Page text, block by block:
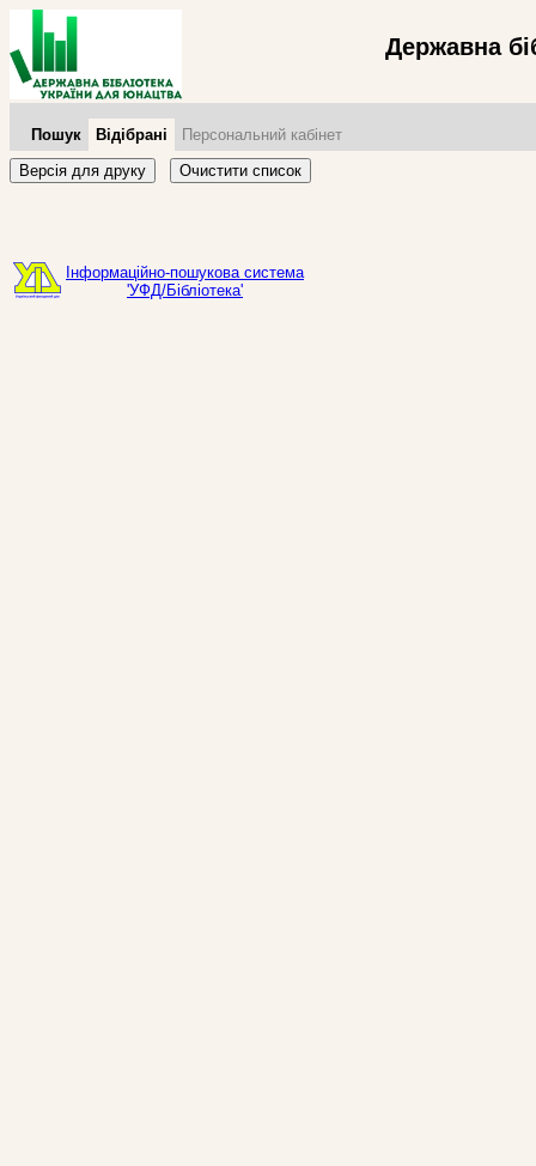
Державна
Пошук Відібрані
Персональний кабінет
Версія для друку
Очистити список
Інформаційно-пошукова система
'УФД/Бібліотека'